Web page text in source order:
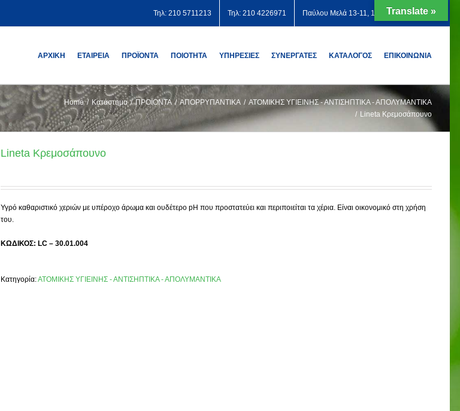
Τηλ: 210 5711213 Τηλ: 210 4226971 Παύλου Μελά 13-11, 12131 Περιστέρι
ΑΡΧΙΚΗ ΕΤΑΙΡΕΙΑ ΠΡΟΪΟΝΤΑ ΠΟΙΟΤΗΤΑ ΥΠΗΡΕΣΙΕΣ ΣΥΝΕΡΓΑΤΕΣ ΚΑΤΑΛΟΓΟΣ ΕΠΙΚΟΙΝΩΝΙΑ
Home / Κατάστημα / ΠΡΟΪΟΝΤΑ / ΑΠΟΡΡΥΠΑΝΤΙΚΑ / ΑΤΟΜΙΚΗΣ ΥΓΙΕΙΝΗΣ - ΑΝΤΙΣΗΠΤΙΚΑ - ΑΠΟΛΥΜΑΝΤΙΚΑ
/ Lineta Κρεμοσάπουνο
Lineta Κρεμοσάπουνο
Υγρό καθαριστικό χεριών με υπέροχο άρωμα και ουδέτερο pH που προστατεύει και περιποιείται τα χέρια. Είναι οικονομικό στη χρήση
του.
ΚΩΔΙΚΟΣ: LC – 30.01.004
Κατηγορία:ΑΤΟΜΙΚΗΣ ΥΓΙΕΙΝΗΣ - ΑΝΤΙΣΗΠΤΙΚΑ - ΑΠΟΛΥΜΑΝΤΙΚΑ
Translate »